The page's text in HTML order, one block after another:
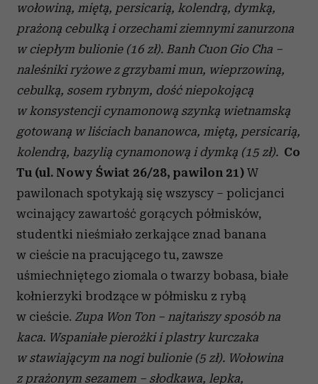
wołowiną, miętą, persicarią, kolendrą, dymką,
prażoną cebulką i orzechami ziemnymi zanurzona
w ciepłym bulionie (16 zł). Banh Cuon Gio Cha –
naleśniki ryżowe z grzybami mun, wieprzowiną,
cebulką, sosem rybnym, dość niepokojącą
w konsystencji cynamonową szynką wietnamską
gotowaną w liściach bananowca, miętą, persicarią,
kolendrą, bazylią cynamonową i dymką (15 zł). Co
Tu (ul. Nowy Świat 26/28, pawilon 21) W
pawilonach spotykają się wszyscy – policjanci
wcinający zawartość gorących półmisków,
studentki nieśmiało zerkające znad banana
w cieście na pracującego tu, zawsze
uśmiechniętego ziomala o twarzy bobasa, białe
kołnierzyki brodzące w półmisku z rybą
w cieście. Zupa Won Ton – najtańszy sposób na
kaca. Wspaniałe pierożki i plastry kurczaka
w stawiającym na nogi bulionie (5 zł). Wołowina
z prażonym sezamem – słodkawa, lepka,